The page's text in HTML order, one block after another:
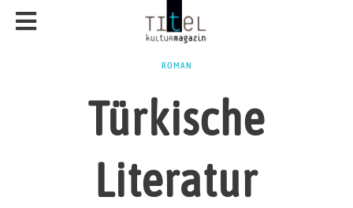
ROMAN
Türkische
Literatur